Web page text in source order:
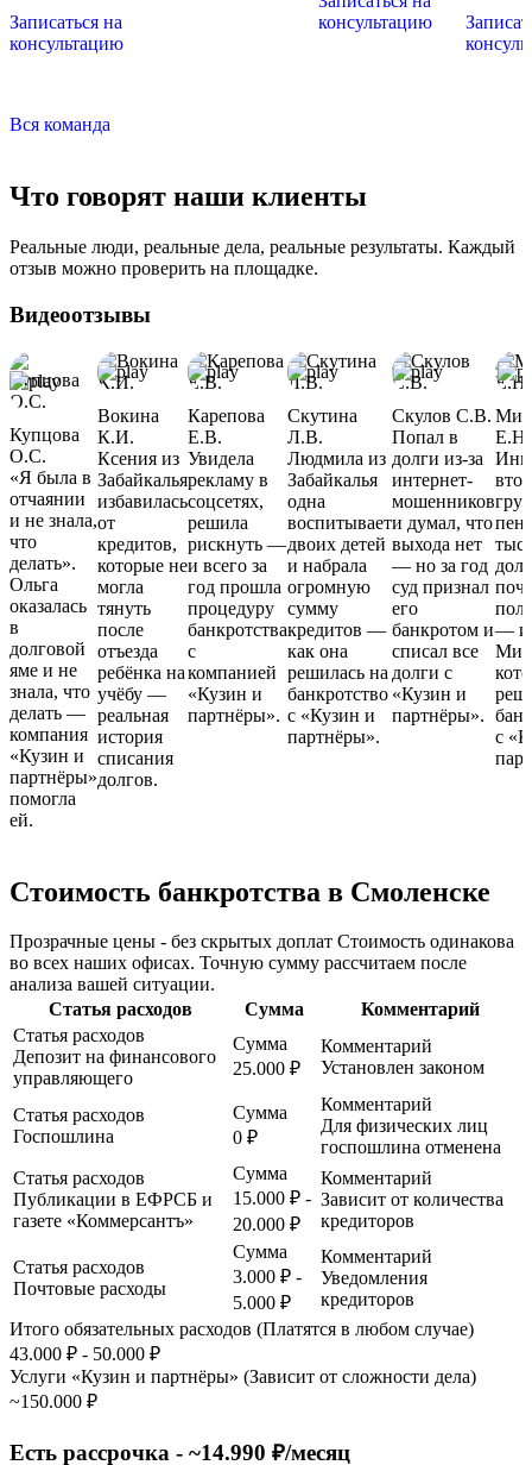
Записаться на
консультацию
консультацию
Вся команда
Что говорят наши клиенты
Реальные люди, реальные дела, реальные результаты. Каждый
отзыв можно проверить на площадке.
Видеоотзывы
Купцова
О.С.
«Я была в
отчаянии
и не знала,
что
делать».
Ольга
оказалась
в
долговой
яме и не
знала, что
делать —
компания
«Кузин и
партнёры»
помогла
ей.
Вокина
К.И.
Ксения из
Забайкалья
избавилась
от
кредитов,
которые не
могла
тянуть
после
отъезда
ребёнка на
учёбу —
реальная
история
списания
долгов.
Карепова
Е.В.
Увидела
рекламу в
соцсетях,
решила
рискнуть —
и всего за
год прошла
процедуру
банкротства
с
компанией
«Кузин и
партнёры».
Скутина
Л.В.
Людмила из
Забайкалья
одна
воспитывает
двоих детей
и набрала
огромную
сумму
кредитов —
как она
решилась на
банкротство
с «Кузин и
партнёры».
Скулов С.В.
Попал в
долги из-за
интернет-
мошенников
и думал, что
выхода нет
— но за год
суд признал
его
банкротом и
списал все
долги с
«Кузин и
партнёры».
Е.Н.
—
с
Стоимость банкротства в Смоленске
Прозрачные цены - без скрытых доплат Стоимость одинакова
во всех наших офисах. Точную сумму рассчитаем после
анализа вашей ситуации.
Статья расходов
Сумма
Комментарий
Статья расходов
Депозит на финансового
управляющего
Сумма
25.000 ₽
Комментарий
Установлен законом
Статья расходов
Госпошлина
Сумма
0 ₽
Комментарий
Для физических лиц
госпошлина отменена
Статья расходов
Публикации в ЕФРСБ и
газете «Коммерсантъ»
Сумма
15.000 ₽ -
20.000 ₽
Комментарий
Зависит от количества
кредиторов
Статья расходов
Почтовые расходы
Сумма
3.000 ₽ -
5.000 ₽
Комментарий
Уведомления
кредиторов
Итого обязательных расходов (Платятся в любом случае)
43.000 ₽ - 50.000 ₽
Услуги «Кузин и партнёры» (Зависит от сложности дела)
~150.000 ₽
Есть рассрочка - ~14.990 ₽/месяц